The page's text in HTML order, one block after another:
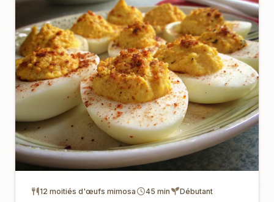
12 moitiés d'œufs mimosa 45 min Débutant